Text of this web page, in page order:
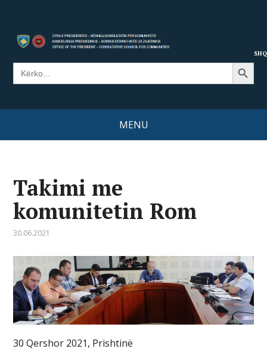
Search
for:
Search Button
MENU
Takimi me
komunitetin Rom
30.06.2021
30 Qershor 2021, Prishtinë